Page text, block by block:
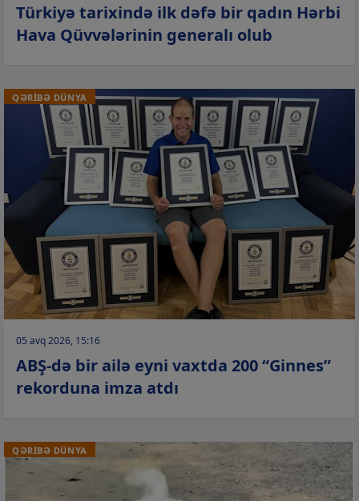
Türkiyə tarixində ilk dəfə bir qadın Hərbi
Hava Qüvvələrinin generalı olub
QƏRİBƏ DÜNYA
05 avq 2026, 15:16
ABŞ-də bir ailə eyni vaxtda 200 “Ginnes”
rekorduna imza atdı
QƏRİBƏ DÜNYA